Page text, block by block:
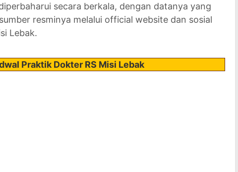
secara berkala, dengan datanya yang
resminya melalui official website dan sosial
Lebak.
Praktik Dokter RS Misi Lebak